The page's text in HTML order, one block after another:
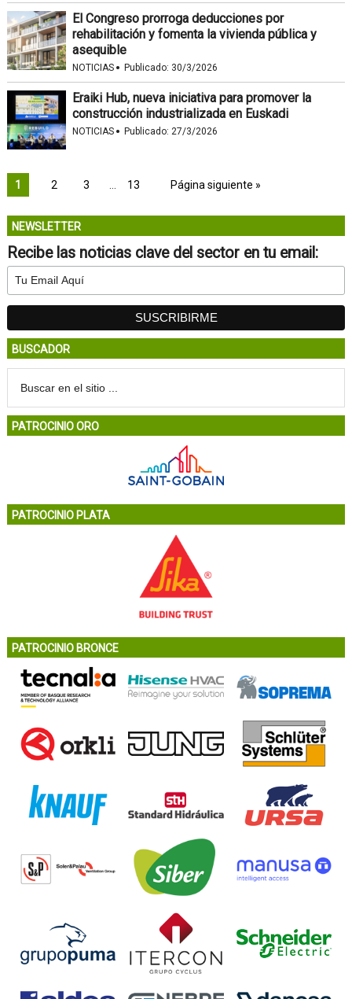
El Congreso prorroga deducciones por
rehabilitación y fomenta la vivienda pública y
asequible
NOTICIAS · Publicado: 30/3/2026
Eraiki Hub, nueva iniciativa para promover la
construcción industrializada en Euskadi
NOTICIAS · Publicado: 27/3/2026
1 2 3 13 Página siguiente »
NEWSLETTER
Recibe las noticias clave del sector en tu email:
BUSCADOR
PATROCINIO ORO
PATROCINIO PLATA
PATROCINIO BRONCE